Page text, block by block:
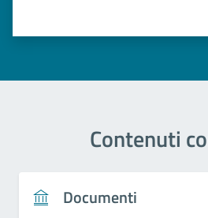
Contenuti
Documenti